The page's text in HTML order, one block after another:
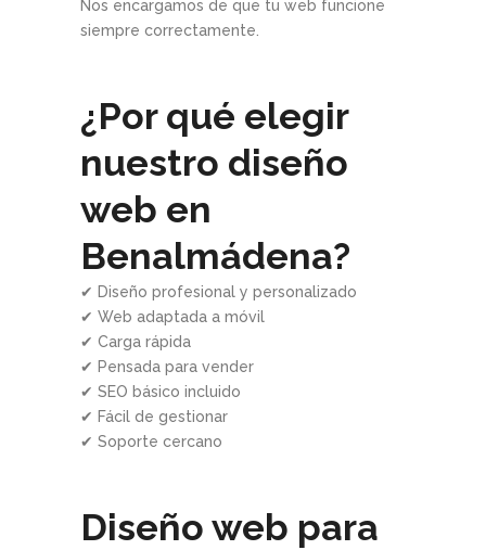
Nos encargamos de que tu web funcione
siempre correctamente.
¿Por qué elegir
nuestro diseño
web en
Benalmádena?
✔ Diseño profesional y personalizado
✔ Web adaptada a móvil
✔ Carga rápida
✔ Pensada para vender
✔ SEO básico incluido
✔ Fácil de gestionar
✔ Soporte cercano
Diseño web para